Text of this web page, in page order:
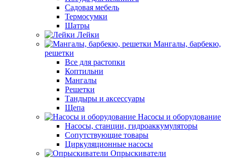
Садовая мебель
Термосумки
Шатры
Лейки
Мангалы, барбекю,
решетки
Все для растопки
Коптильни
Мангалы
Решетки
Тандыры и аксессуары
Щепа
Насосы и оборудование
Насосы, станции, гидроаккумуляторы
Сопутствующие товары
Циркуляционные насосы
Опрыскиватели